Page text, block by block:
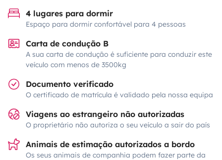
4 lugares para dormir
Espaço para dormir confortável para 4 pessoas
Carta de condução B
A sua carta de condução é suficiente para conduzir este
veículo com menos de 3500kg
Documento verificado
O certificado de matrícula é validado pela nossa equipa
Viagens ao estrangeiro não autorizadas
O proprietário não autoriza o seu veículo a sair do país
Animais de estimação autorizados a bordo
Os seus animais de companhia podem fazer parte da